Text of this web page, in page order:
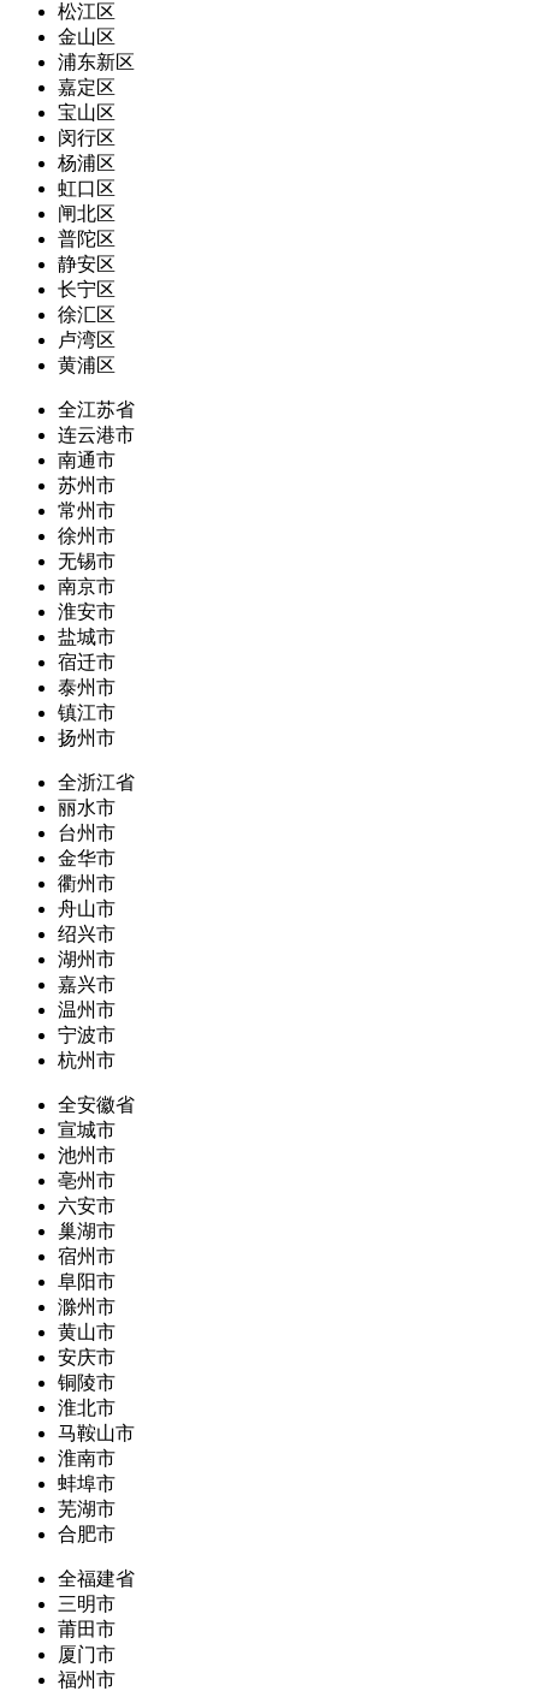
松江区
金山区
浦东新区
嘉定区
宝山区
闵行区
杨浦区
虹口区
闸北区
普陀区
静安区
长宁区
徐汇区
卢湾区
黄浦区
全江苏省
连云港市
南通市
苏州市
常州市
徐州市
无锡市
南京市
淮安市
盐城市
宿迁市
泰州市
镇江市
扬州市
全浙江省
丽水市
台州市
金华市
衢州市
舟山市
绍兴市
湖州市
嘉兴市
温州市
宁波市
杭州市
全安徽省
宣城市
池州市
亳州市
六安市
巢湖市
宿州市
阜阳市
滁州市
黄山市
安庆市
铜陵市
淮北市
马鞍山市
淮南市
蚌埠市
芜湖市
合肥市
全福建省
三明市
莆田市
厦门市
福州市